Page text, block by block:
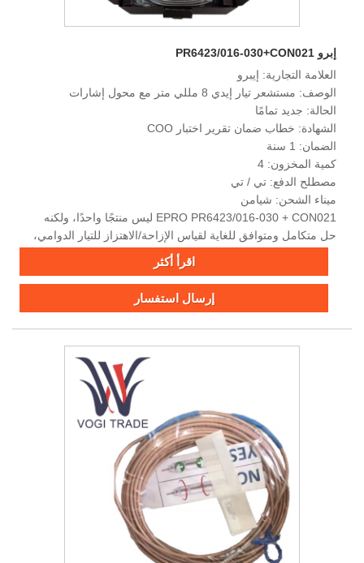
إبرو PR6423/016-030+CON021
العلامة التجارية: إيبرو
الوصف: مستشعر تيار إيدي 8 مللي متر مع محول إشارات
الحالة: جديد تمامًا
الشهادة: خطاب ضمان تقرير اختبار COO
الضمان: 1 سنة
كمية المخزون: 4
مصطلح الدفع: تي / تي
ميناء الشحن: شيامن
EPRO PR6423/016-030 + CON021 ليس منتجًا واحدًا، ولكنه
حل متكامل ومتوافق للغاية لقياس الإزاحة/الاهتزاز للتيار الدوامي،
اقرأ أكثر
إرسال استفسار